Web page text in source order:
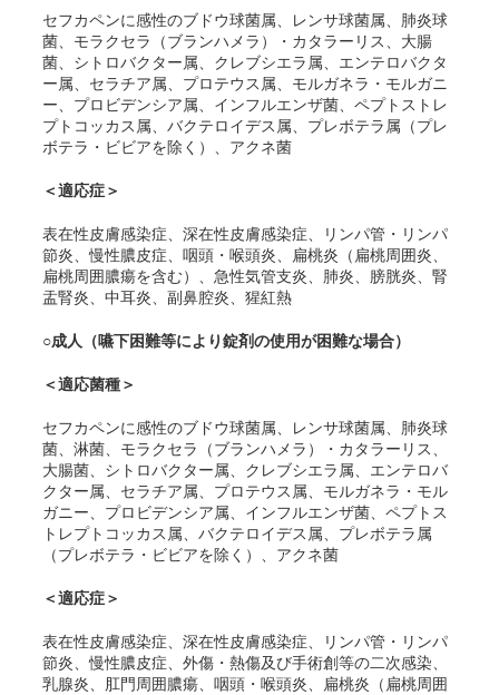
セフカペンに感性のブドウ球菌属、レンサ球菌属、肺炎球
菌、モラクセラ（ブランハメラ）・カタラーリス、大腸
菌、シトロバクター属、クレブシエラ属、エンテロバクタ
ー属、セラチア属、プロテウス属、モルガネラ・モルガニ
ー、プロビデンシア属、インフルエンザ菌、ペプトストレ
プトコッカス属、バクテロイデス属、プレボテラ属（プレ
ボテラ・ビビアを除く）、アクネ菌
＜適応症＞
表在性皮膚感染症、深在性皮膚感染症、リンパ管・リンパ
節炎、慢性膿皮症、咽頭・喉頭炎、扁桃炎（扁桃周囲炎、
扁桃周囲膿瘍を含む）、急性気管支炎、肺炎、膀胱炎、腎
盂腎炎、中耳炎、副鼻腔炎、猩紅熱
○成人（嚥下困難等により錠剤の使用が困難な場合）
＜適応菌種＞
セフカペンに感性のブドウ球菌属、レンサ球菌属、肺炎球
菌、淋菌、モラクセラ（ブランハメラ）・カタラーリス、
大腸菌、シトロバクター属、クレブシエラ属、エンテロバ
クター属、セラチア属、プロテウス属、モルガネラ・モル
ガニー、プロビデンシア属、インフルエンザ菌、ペプトス
トレプトコッカス属、バクテロイデス属、プレボテラ属
（プレボテラ・ビビアを除く）、アクネ菌
＜適応症＞
表在性皮膚感染症、深在性皮膚感染症、リンパ管・リンパ
節炎、慢性膿皮症、外傷・熱傷及び手術創等の二次感染、
乳腺炎、肛門周囲膿瘍、咽頭・喉頭炎、扁桃炎（扁桃周囲